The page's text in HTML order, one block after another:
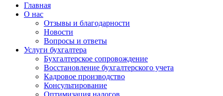
Главная
О нас
Отзывы и благодарности
Новости
Вопросы и ответы
Услуги бухгалтера
Бухгалтерское сопровождение
Восстановление бухгалтерского учета
Кадровое производство
Консультирование
Оптимизация налогов